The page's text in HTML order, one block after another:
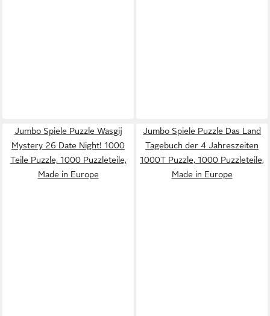
Jumbo Spiele Puzzle Wasgij
Mystery 26 Date Night! 1000
Teile Puzzle, 1000 Puzzleteile,
Made in Europe
Jumbo Spiele Puzzle Das Land
Tagebuch der 4 Jahreszeiten
1000T Puzzle, 1000 Puzzleteile,
Made in Europe